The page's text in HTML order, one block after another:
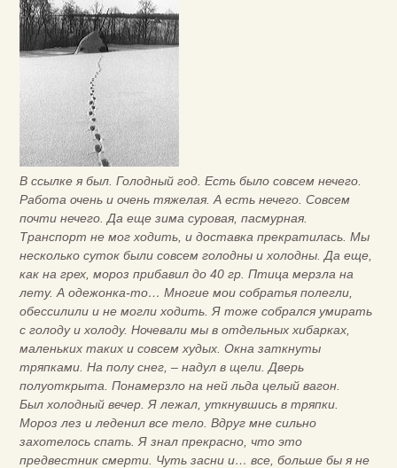
В ссылке я был. Голодный год. Есть было совсем нечего.
Работа очень и очень тяжелая. А есть нечего. Совсем
почти нечего. Да еще зима суровая, пасмурная.
Транспорт не мог ходить, и доставка прекратилась. Мы
несколько суток были совсем голодны и холодны. Да еще,
как на грех, мороз прибавил до 40 гр. Птица мерзла на
лету. А одежонка-то… Многие мои собратья полегли,
обессилили и не могли ходить. Я тоже собрался умирать
с голоду и холоду. Ночевали мы в отдельных хибарках,
маленьких таких и совсем худых. Окна заткнуты
тряпками. На полу снег, – надул в щели. Дверь
полуоткрыта. Понамерзло на ней льда целый вагон.
Был холодный вечер. Я лежал, уткнувшись в тряпки.
Мороз лез и леденил все тело. Вдруг мне сильно
захотелось спать. Я знал прекрасно, что это
предвестник смерти. Чуть засни и… все, больше бы я не